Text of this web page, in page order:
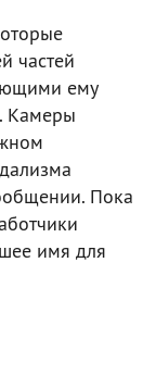
частей
ему
Камеры
Пока
имя для